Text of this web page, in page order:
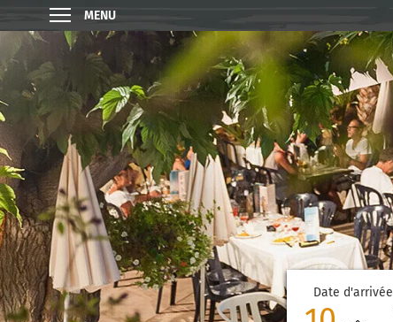
MENU
Date d'arrivée